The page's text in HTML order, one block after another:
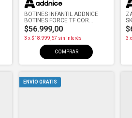
BOTINES INFANTIL ADDNICE
BOTINES FORCE TF COR
AZ/LMA
$56.999,00
3 x$18.999,67 sin interés
COMPRAR
3 x
ENVÍO GRATIS